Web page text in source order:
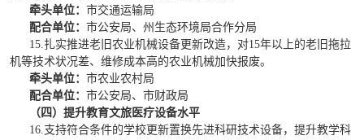
牵头单位： 市交通运输局
配合单位： 市公安局、州生态环境局合作分局
15.扎实推进老旧农业机械设备更新改造，对15年以上的老旧拖拉
机等技术状况差、维修成本高的农业机械加快报废。
牵头单位： 市农业农村局
配合单位： 市公安局、市财政局
（四）提升教育文旅医疗设备水平
16.支持符合条件的学校更新置换先进科研技术设备，提升教学科